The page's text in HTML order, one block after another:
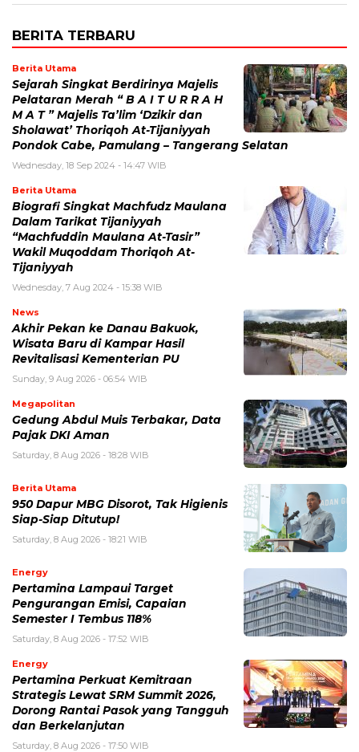
BERITA TERBARU
Berita Utama
Sejarah Singkat Berdirinya Majelis
Pelataran Merah “ B A I T U R R A H
M A T ” Majelis Ta’lim ‘Dzikir dan
Sholawat’ Thoriqoh At-Tijaniyyah
Pondok Cabe, Pamulang – Tangerang Selatan
Wednesday, 18 Sep 2024 - 14:47 WIB
Berita Utama
Biografi Singkat Machfudz Maulana
Dalam Tarikat Tijaniyyah
“Machfuddin Maulana At-Tasir”
Wakil Muqoddam Thoriqoh At-
Tijaniyyah
Wednesday, 7 Aug 2024 - 15:38 WIB
News
Akhir Pekan ke Danau Bakuok,
Wisata Baru di Kampar Hasil
Revitalisasi Kementerian PU
Sunday, 9 Aug 2026 - 06:54 WIB
Megapolitan
Gedung Abdul Muis Terbakar, Data
Pajak DKI Aman
Saturday, 8 Aug 2026 - 18:28 WIB
Berita Utama
950 Dapur MBG Disorot, Tak Higienis
Siap-Siap Ditutup!
Saturday, 8 Aug 2026 - 18:21 WIB
Energy
Pertamina Lampaui Target
Pengurangan Emisi, Capaian
Semester I Tembus 118%
Saturday, 8 Aug 2026 - 17:52 WIB
Energy
Pertamina Perkuat Kemitraan
Strategis Lewat SRM Summit 2026,
Dorong Rantai Pasok yang Tangguh
dan Berkelanjutan
Saturday, 8 Aug 2026 - 17:50 WIB